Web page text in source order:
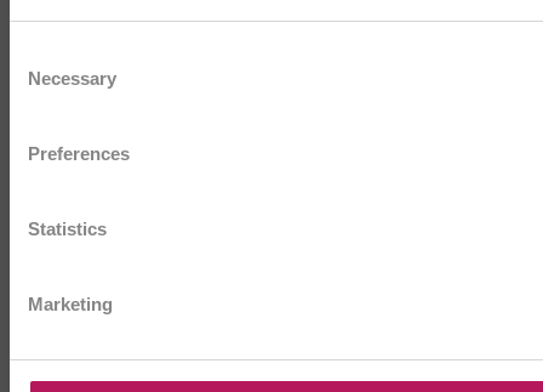
Selection
Necessary
Preferences
Statistics
Marketing